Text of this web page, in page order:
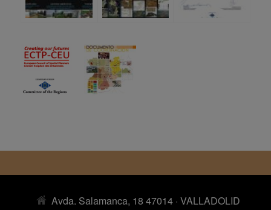
Avda. Salamanca, 18 47014 · VALLADOLID